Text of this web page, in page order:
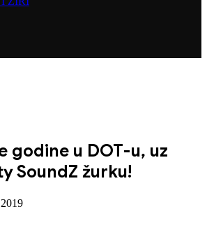
godine u DOT-u, uz
SoundZ žurku!